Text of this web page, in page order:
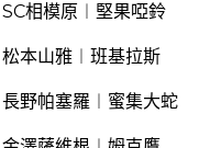
SC相模原︱堅果啞鈴
松本山雅︱班基拉斯
長野帕塞羅︱蜜集大蛇